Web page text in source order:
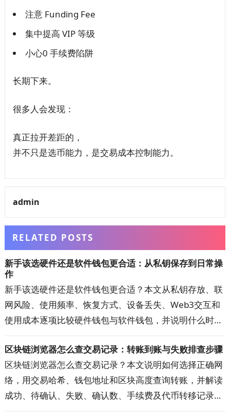
注意 Funding Fee
集中提高 VIP 等级
小心0 手续费陷阱
长期下来。
很多人会发现：
真正拉开差距的，
并不只是选币能力，是交易成本控制能力。
admin
RELATED POSTS
新手该选硬件还是软件钱包更合适：从私钥保存到日常操
作
新手该选硬件还是软件钱包更合适？本文从私钥存放、联
网风险、使用频率、恢复方式、设备丢失、Web3交互和
使用成本逐项比较硬件钱包与软件钱包，并说明什么时候
及两者组合使用的方法，帮助你按自己的资金用途和操作
习惯选择更合适的钱包。
区块链浏览器怎么查交易记录：转账到账与失败排查步骤
区块链浏览器怎么查交易记录？本文说明如何选择正确网
络，用交易哈希、钱包地址和区块高度查询转账，并解读
成功、待确认、失败、确认数、手续费及代币转移记录。